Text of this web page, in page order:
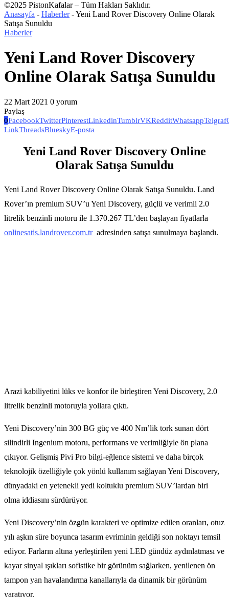
©2025 PistonKafalar – Tüm Hakları Saklıdır.
Anasayfa - Haberler-Yeni Land Rover Discovery Online Olarak
Satışa Sunuldu
Haberler
Yeni Land Rover Discovery
Online Olarak Satışa Sunuldu
22 Mart 2021 0 yorum
Paylaş
0FacebookTwitterPinterestLinkedinTumblrVKRedditWhatsappTelgraf
LinkThreadsBlueskyE-posta
Yeni Land Rover Discovery Online
Olarak Satışa Sunuldu
Yeni Land Rover Discovery Online Olarak Satışa Sunuldu. Land
Rover’ın premium SUV’u Yeni Discovery, güçlü ve verimli 2.0
litrelik benzinli motoru ile 1.370.267 TL’den başlayan fiyatlarla
onlinesatis.landrover.com.tradresinden satışa sunulmaya başlandı.
Arazi kabiliyetini lüks ve konfor ile birleştiren Yeni Discovery, 2.0
litrelik benzinli motoruyla yollara çıktı.
Yeni Discovery’nin 300 BG güç ve 400 Nm’lik tork sunan dört
silindirli Ingenium motoru, performans ve verimliğiyle ön plana
çıkıyor. Gelişmiş Pivi Pro bilgi-eğlence sistemi ve daha birçok
teknolojik özelliğiyle çok yönlü kullanım sağlayan Yeni Discovery,
dünyadaki en yetenekli yedi koltuklu premium SUV’lardan biri
olma iddiasını sürdürüyor.
Yeni Discovery’nin özgün karakteri ve optimize edilen oranları, otuz
yılı aşkın süre boyunca tasarım evriminin geldiği son noktayı temsil
ediyor. Farların altına yerleştirilen yeni LED gündüz aydınlatması ve
kayar sinyal ışıkları sofistike bir görünüm sağlarken, yenilenen ön
tampon yan havalandırma kanallarıyla da dinamik bir görünüm
yaratıyor.